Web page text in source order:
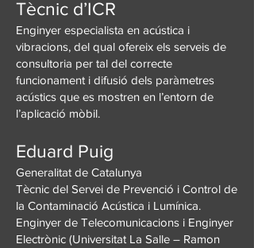
Tècnic d’ICR
Enginyer especialista en acústica i
vibracions, del qual ofereix els serveis de
consultoria per tal del correcte
funcionament i difusió dels paràmetres
acústics que es mostren en l’entorn de
l’aplicació mòbil.
Eduard Puig
Generalitat de Catalunya
Tècnic del Servei de Prevenció i Control de
la Contaminació Acústica i Lumínica.
Enginyer de Telecomunicacions i Enginyer
Electrònic (Universitat La Salle – Ramon